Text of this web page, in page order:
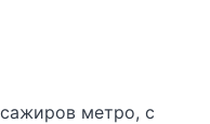
метро, с